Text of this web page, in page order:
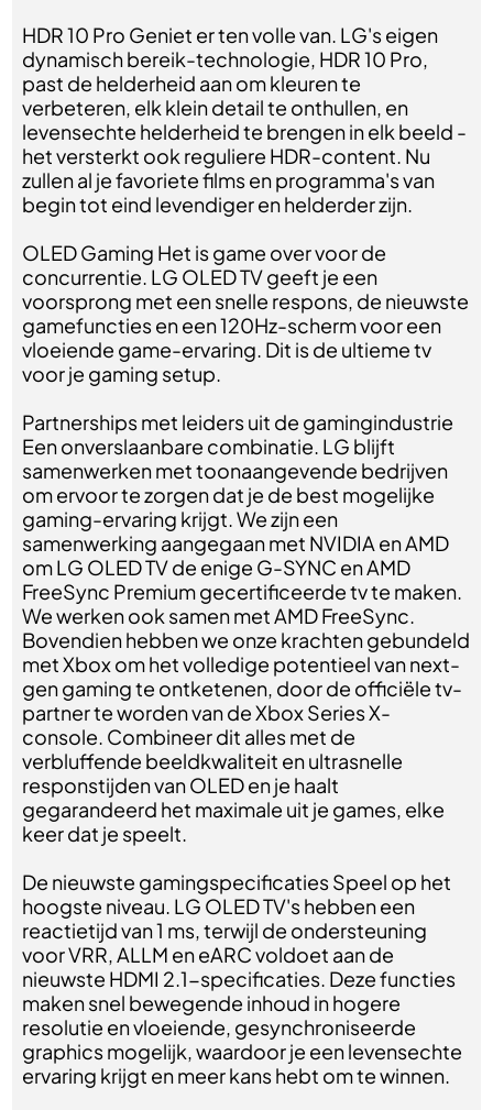
HDR 10 Pro Geniet er ten volle van. LG's eigen
dynamisch bereik-technologie, HDR 10 Pro,
past de helderheid aan om kleuren te
verbeteren, elk klein detail te onthullen, en
levensechte helderheid te brengen in elk beeld -
het versterkt ook reguliere HDR-content. Nu
zullen al je favoriete films en programma's van
begin tot eind levendiger en helderder zijn.
OLED Gaming Het is game over voor de
concurrentie. LG OLED TV geeft je een
voorsprong met een snelle respons, de nieuwste
gamefuncties en een 120Hz-scherm voor een
vloeiende game-ervaring. Dit is de ultieme tv
voor je gaming setup.
Partnerships met leiders uit de gamingindustrie
Een onverslaanbare combinatie. LG blijft
samenwerken met toonaangevende bedrijven
om ervoor te zorgen dat je de best mogelijke
gaming-ervaring krijgt. We zijn een
samenwerking aangegaan met NVIDIA en AMD
om LG OLED TV de enige G-SYNC en AMD
FreeSync Premium gecertificeerde tv te maken.
We werken ook samen met AMD FreeSync.
Bovendien hebben we onze krachten gebundeld
met Xbox om het volledige potentieel van next-
gen gaming te ontketenen, door de officiële tv-
partner te worden van de Xbox Series X-
console. Combineer dit alles met de
verbluffende beeldkwaliteit en ultrasnelle
responstijden van OLED en je haalt
gegarandeerd het maximale uit je games, elke
keer dat je speelt.
De nieuwste gamingspecificaties Speel op het
hoogste niveau. LG OLED TV's hebben een
reactietijd van 1 ms, terwijl de ondersteuning
voor VRR, ALLM en eARC voldoet aan de
nieuwste HDMI 2.1-specificaties. Deze functies
maken snel bewegende inhoud in hogere
resolutie en vloeiende, gesynchroniseerde
graphics mogelijk, waardoor je een levensechte
ervaring krijgt en meer kans hebt om te winnen.